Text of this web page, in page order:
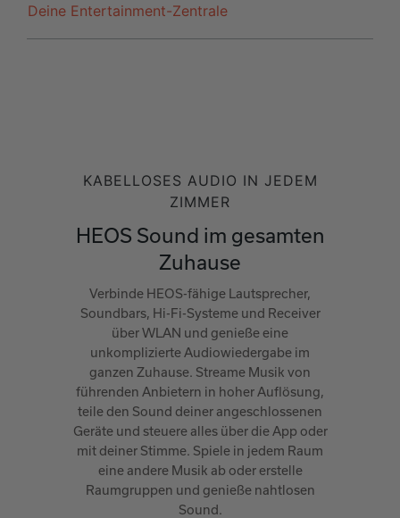
Deine Entertainment-Zentrale
KABELLOSES AUDIO IN JEDEM
ZIMMER
HEOS Sound im gesamten
Zuhause
Verbinde HEOS-fähige Lautsprecher,
Soundbars, Hi-Fi-Systeme und Receiver
über WLAN und genieße eine
unkomplizierte Audiowiedergabe im
ganzen Zuhause. Streame Musik von
führenden Anbietern in hoher Auflösung,
teile den Sound deiner angeschlossenen
Geräte und steuere alles über die App oder
mit deiner Stimme. Spiele in jedem Raum
eine andere Musik ab oder erstelle
Raumgruppen und genieße nahtlosen
Sound.